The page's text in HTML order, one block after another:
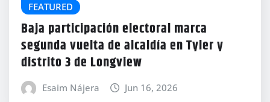
FEATURED
Baja participación electoral marca
segunda vuelta de alcaldía en Tyler y
distrito 3 de Longview
Esaim Nájera Jun 16, 2026